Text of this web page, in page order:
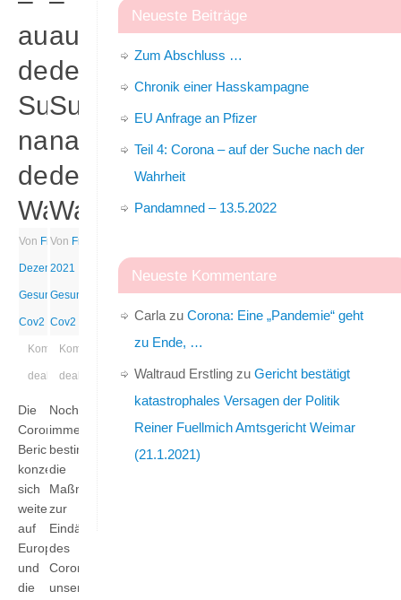
auf
der
Suche
nach
der
Wahrheit
Von Fritz | 23.
Dezember 2021
Gesundheit,
Cov2
Kommentare
deaktiviert
Die
Corona-
Berichterstattung
konzentriert
sich
weiterhin
auf
Europa
und
die
auf
der
Suche
nach
der
Wahrheit
Von Fritz
2021
Gesundheit Sars-
Cov2
Kommentare
deaktiviert
Noch
immer
bestimmen
die
Maßnahmen
zur
Eindämmung
des
Coronavirus
unser
Neueste Beiträge
Zum Abschluss …
Chronik einer Hasskampagne
EU Anfrage an Pfizer
Teil 4: Corona – auf der Suche nach der
Wahrheit
Pandamned – 13.5.2022
Neueste Kommentare
Carlazu Corona: Eine „Pandemie“ geht
zu Ende, …
Waltraud Erstlingzu Gericht bestätigt
katastrophales Versagen der Politik
Reiner Fuellmich Amtsgericht Weimar
(21.1.2021)